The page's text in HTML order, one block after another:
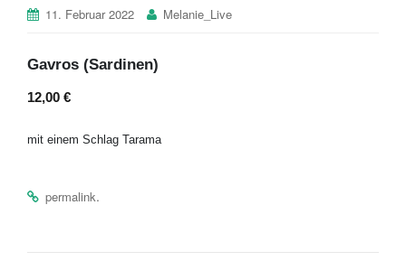
11. Februar 2022 Melanie_Live
Gavros (Sardinen)
12,00 €
mit einem Schlag Tarama
permalink.